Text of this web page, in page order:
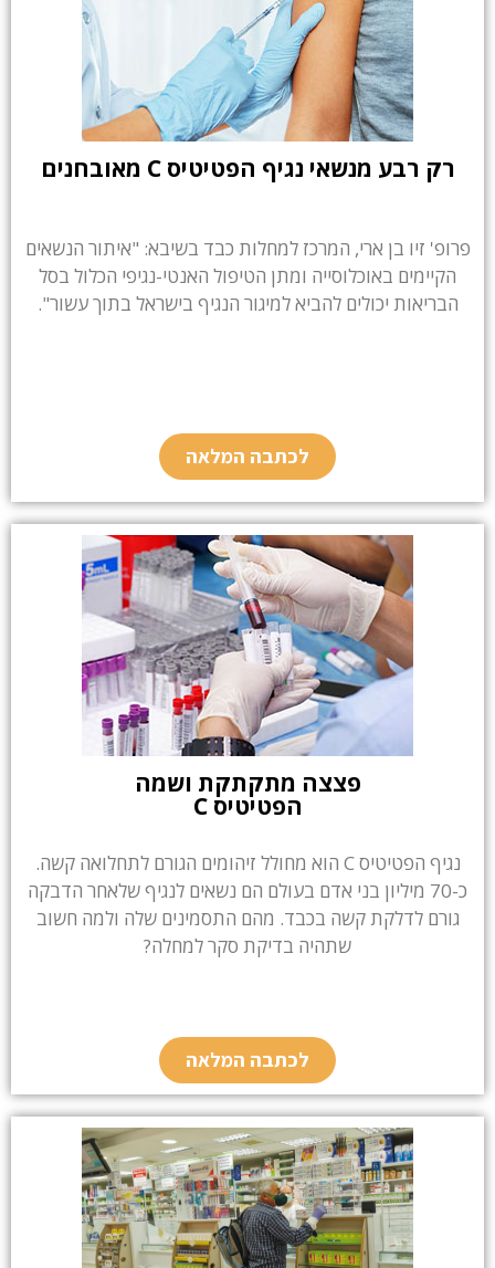
רק רבע מנשאי נגיף הפטיטיס C מאובחנים
פרופ' זיו בן ארי, המרכז למחלות כבד בשיבא: "איתור הנשאים
הקיימים באוכלוסייה ומתן הטיפול האנטי-נגיפי הכלול בסל
הבריאות יכולים להביא למיגור הנגיף בישראל בתוך עשור".
לכתבה המלאה
פצצה מתקתקת ושמה
הפטיטיס C
נגיף הפטיטיס C הוא מחולל זיהומים הגורם לתחלואה קשה.
כ-70 מיליון בני אדם בעולם הם נשאים לנגיף שלאחר הדבקה
גורם לדלקת קשה בכבד. מהם התסמינים שלה ולמה חשוב
שתהיה בדיקת סקר למחלה?
לכתבה המלאה